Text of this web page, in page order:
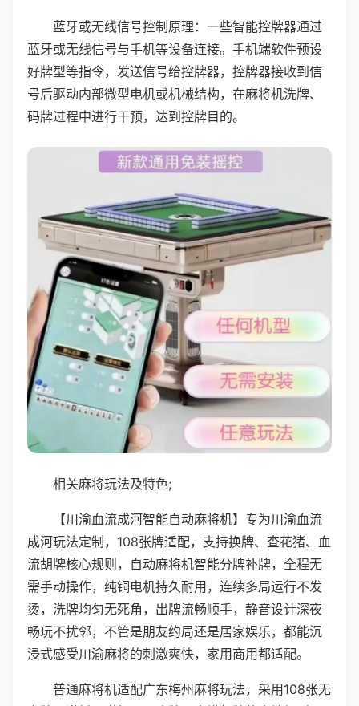
蓝牙或无线信号控制原理：一些智能控牌器通过
蓝牙或无线信号与手机等设备连接。手机端软件预设
好牌型等指令，发送信号给控牌器，控牌器接收到信
号后驱动内部微型电机或机械结构，在麻将机洗牌、
码牌过程中进行干预，达到控牌目的。
相关麻将玩法及特色;
【川渝血流成河智能自动麻将机】专为川渝血流
成河玩法定制，108张牌适配，支持换牌、查花猪、血
流胡牌核心规则，自动麻将机智能分牌补牌，全程无
需手动操作，纯铜电机持久耐用，连续多局运行不发
烫，洗牌均匀无死角，出牌流畅顺手，静音设计深夜
畅玩不扰邻，不管是朋友约局还是居家娱乐，都能沉
浸式感受川渝麻将的刺激爽快，家用商用都适配。
普通麻将机适配广东梅州麻将玩法，采用108张无